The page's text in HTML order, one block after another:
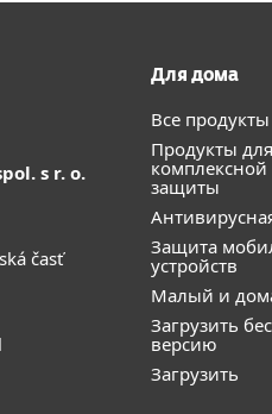
s r. o.
časť
Для дома
Все
Продукты для
комплексной
защиты
Защита
устройств
Малый и
Загрузить
версию
Загрузить